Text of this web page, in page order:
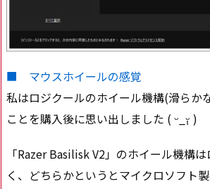
■ マウスホイールの感覚
私はロジクールのホイール機構(滑らか
ことを購入後に思い出しました ( ᵕ_ᵕ̩̩ )
「Razer Basilisk V2」のホイール機構
く、どちらかというとマイクロソフト